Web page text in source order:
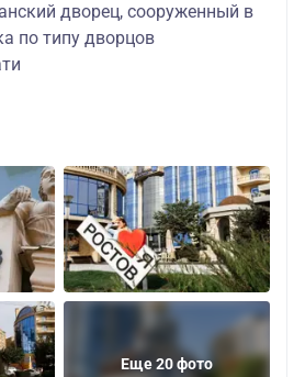
дворец, сооруженный в
по типу дворцов
Еще 20 фото